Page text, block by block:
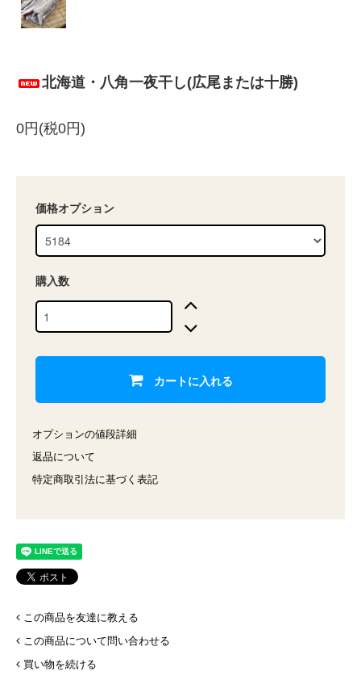
北海道・八角一夜干し(広尾または十勝)
0円(税0円)
価格オプション
購入数
カートに入れる
オプションの値段詳細
返品について
特定商取引法に基づく表記
この商品を友達に教える
この商品について問い合わせる
買い物を続ける